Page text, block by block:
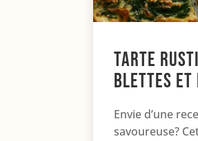
Tarte
blettes et
Envie d’une
savoureuse?